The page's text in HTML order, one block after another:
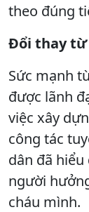
theo đúng
Đổi thay từ
Sức mạnh
được lãnh
việc xây
công tác
dân đã
người
cháu mình.